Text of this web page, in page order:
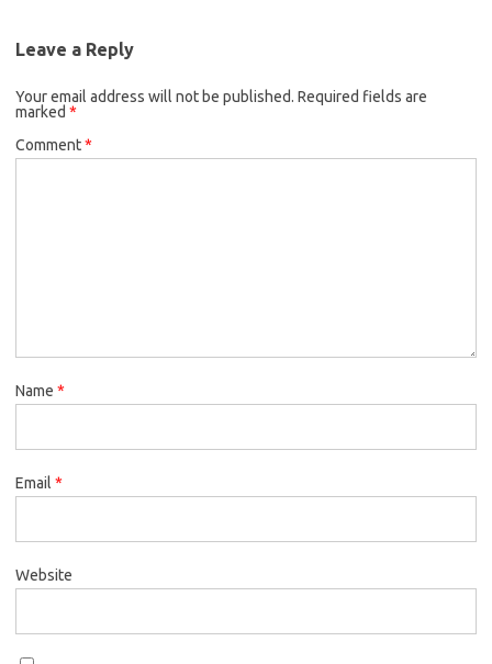
Leave a Reply
Your email address will not be published. Required fields are
marked *
Comment*
Name *
Email *
Website